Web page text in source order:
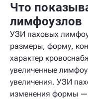
Что
лимфоузлов
УЗИ паховых
размеры, форму,
характер
увеличенные
увеличения. УЗИ
изменения формы —